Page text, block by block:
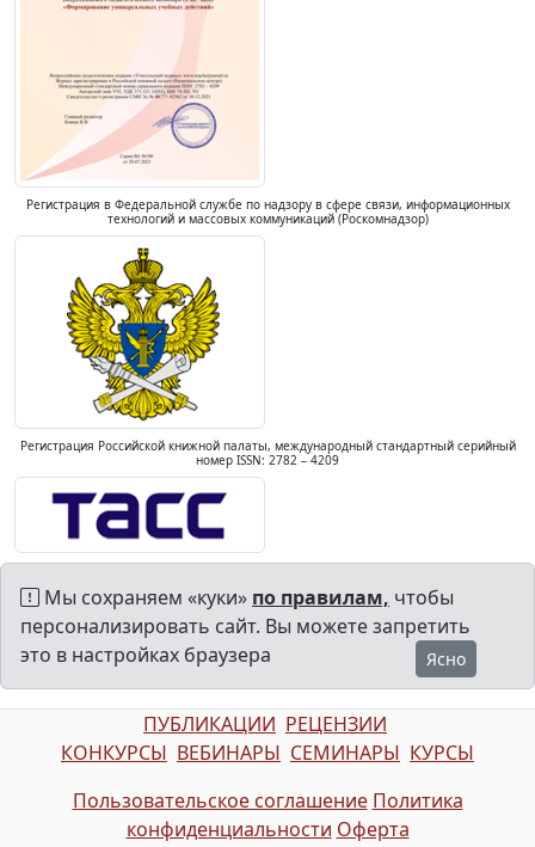
Регистрация в Федеральной службе по надзору в сфере связи, информационных
технологий и массовых коммуникаций (Роскомнадзор)
Регистрация Российской книжной палаты, международный стандартный серийный
номер ISSN: 2782 – 4209
Мы сохраняем «куки» по правилам, чтобы
персонализировать сайт. Вы можете запретить
это в настройках браузера
Ясно
ПУБЛИКАЦИИ РЕЦЕНЗИИ
КОНКУРСЫ ВЕБИНАРЫ СЕМИНАРЫ КУРСЫ
Пользовательское соглашение Политика
конфиденциальности Оферта